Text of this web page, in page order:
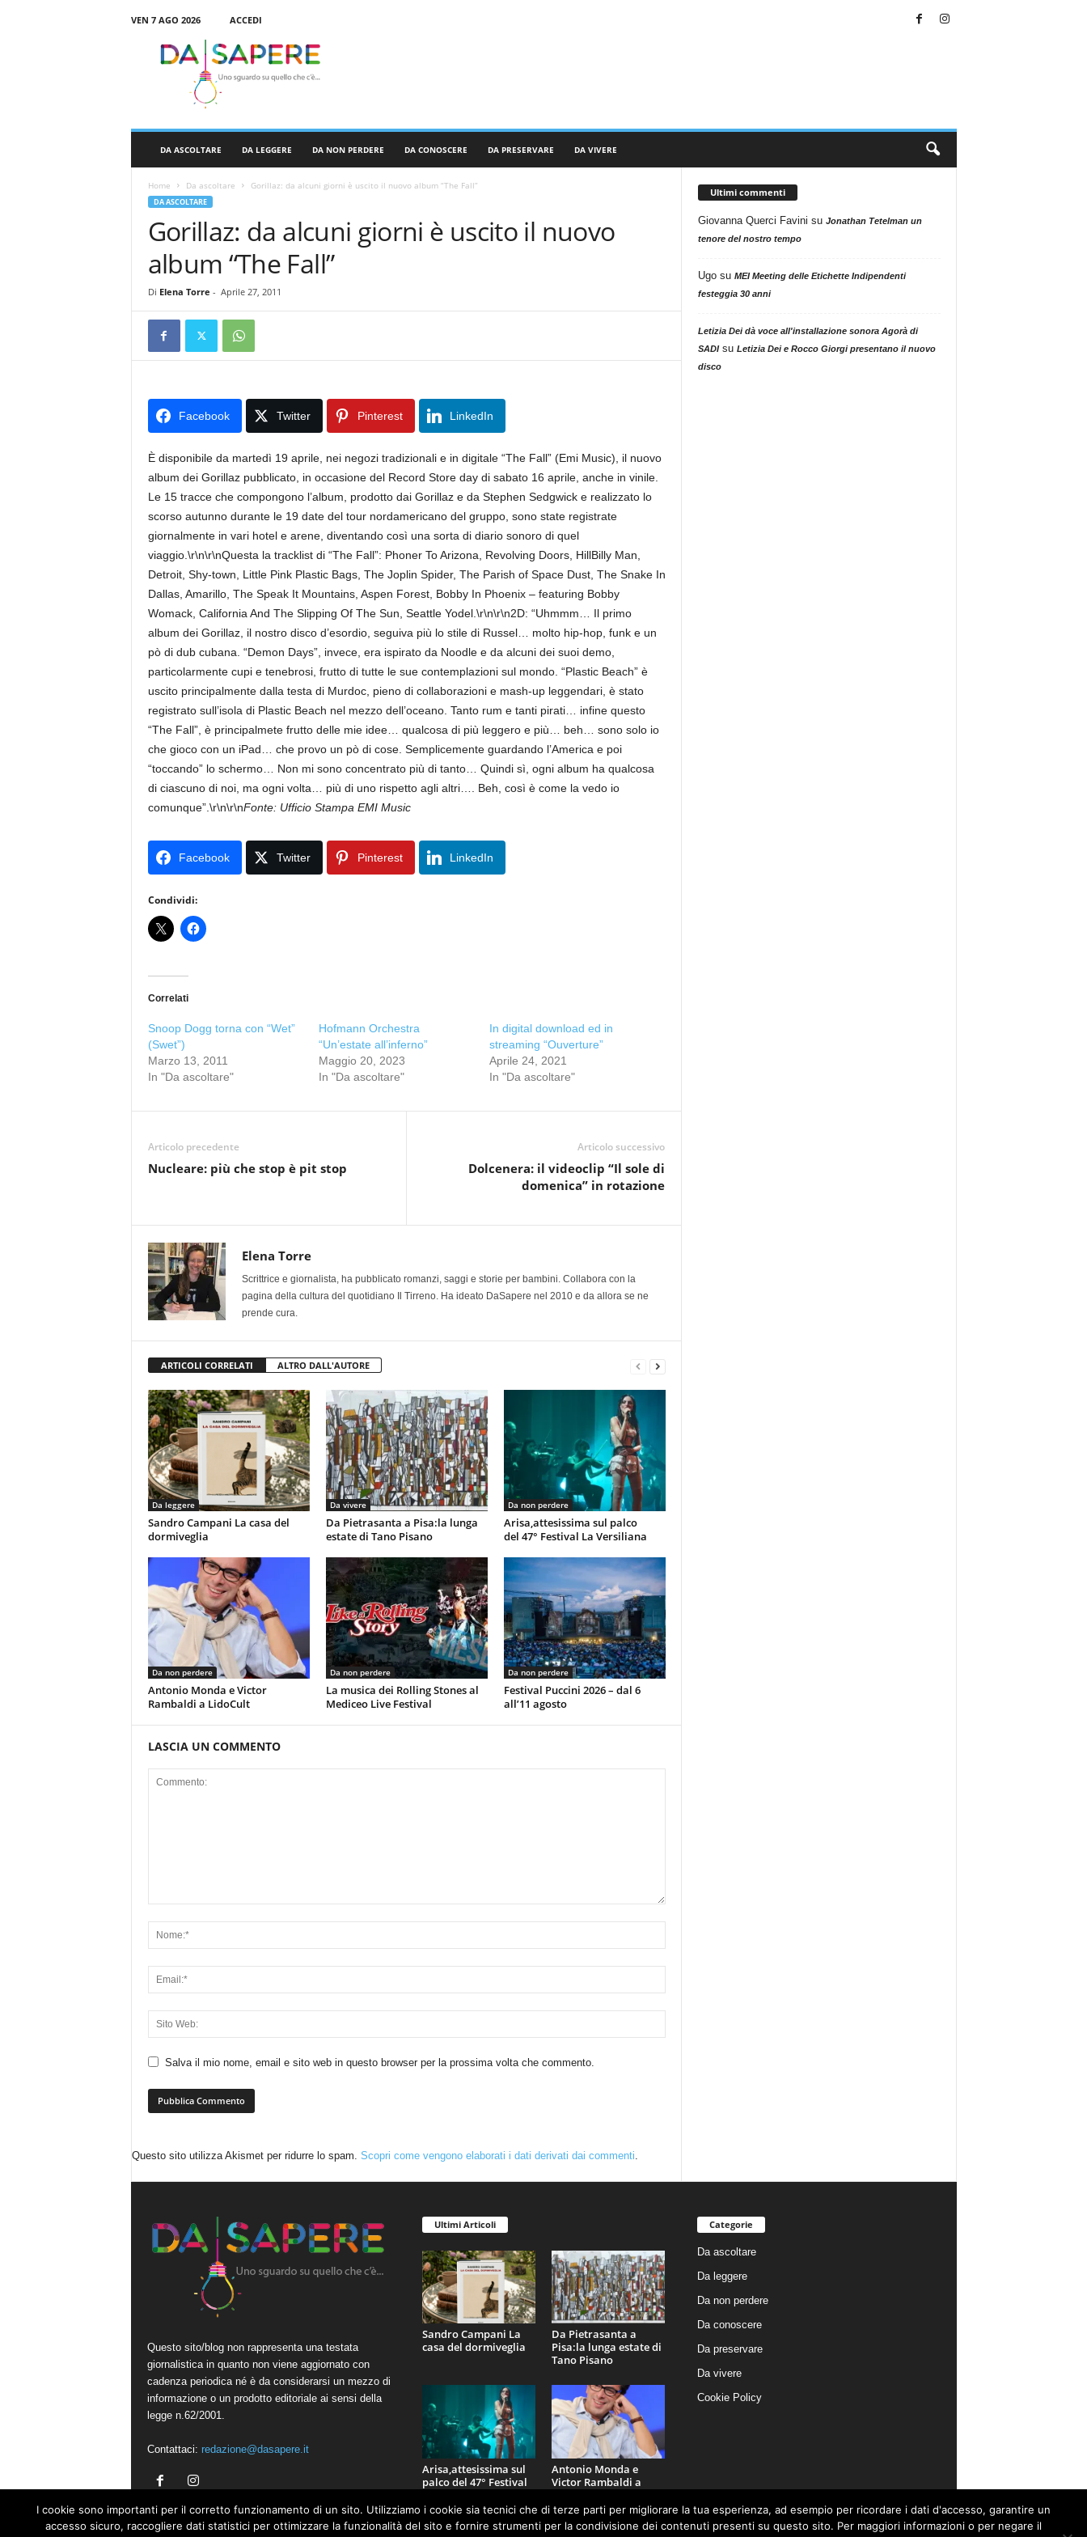
VEN 7 AGO 2026
ACCEDI
DA ASCOLTARE DA LEGGERE DA NON PERDERE DA CONOSCERE DA PRESERVARE DA VIVERE
Home Da ascoltare Gorillaz: da alcuni giorni è uscito il nuovo album “The Fall”
DA ASCOLTARE
Gorillaz: da alcuni giorni è uscito il nuovo
album “The Fall”
Di Elena Torre - Aprile 27, 2011
Facebook Twitter Pinterest LinkedIn
È disponibile da martedì 19 aprile, nei negozi tradizionali e in digitale “The Fall” (Emi Music), il nuovo
album dei Gorillaz pubblicato, in occasione del Record Store day di sabato 16 aprile, anche in vinile.
Le 15 tracce che compongono l’album, prodotto dai Gorillaz e da Stephen Sedgwick e realizzato lo
scorso autunno durante le 19 date del tour nordamericano del gruppo, sono state registrate
giornalmente in vari hotel e arene, diventando così una sorta di diario sonoro di quel
viaggio.\r\n\r\nQuesta la tracklist di “The Fall”: Phoner To Arizona, Revolving Doors, HillBilly Man,
Detroit, Shy-town, Little Pink Plastic Bags, The Joplin Spider, The Parish of Space Dust, The Snake In
Dallas, Amarillo, The Speak It Mountains, Aspen Forest, Bobby In Phoenix – featuring Bobby
Womack, California And The Slipping Of The Sun, Seattle Yodel.\r\n\r\n2D: “Uhmmm… Il primo
album dei Gorillaz, il nostro disco d’esordio, seguiva più lo stile di Russel… molto hip-hop, funk e un
pò di dub cubana. “Demon Days”, invece, era ispirato da Noodle e da alcuni dei suoi demo,
particolarmente cupi e tenebrosi, frutto di tutte le sue contemplazioni sul mondo. “Plastic Beach” è
uscito principalmente dalla testa di Murdoc, pieno di collaborazioni e mash-up leggendari, è stato
registrato sull’isola di Plastic Beach nel mezzo dell’oceano. Tanto rum e tanti pirati… infine questo
“The Fall”, è principalmete frutto delle mie idee… qualcosa di più leggero e più… beh… sono solo io
che gioco con un iPad… che provo un pò di cose. Semplicemente guardando l’America e poi
“toccando” lo schermo… Non mi sono concentrato più di tanto… Quindi sì, ogni album ha qualcosa
di ciascuno di noi, ma ogni volta… più di uno rispetto agli altri…. Beh, così è come la vedo io
comunque”.\r\n\r\nFonte: Ufficio Stampa EMI Music
Facebook Twitter Pinterest LinkedIn
Condividi:
Correlati
Snoop Dogg torna con “Wet”
(Swet”)
Marzo 13, 2011
In "Da ascoltare"
Hofmann Orchestra
“Un’estate all’inferno”
Maggio 20, 2023
In "Da ascoltare"
In digital download ed in
streaming “Ouverture”
Aprile 24, 2021
In "Da ascoltare"
Articolo precedente
Nucleare: più che stop è pit stop
Articolo successivo
Dolcenera: il videoclip “Il sole di
domenica” in rotazione
Elena Torre
Scrittrice e giornalista, ha pubblicato romanzi, saggi e storie per bambini. Collabora con la
pagina della cultura del quotidiano Il Tirreno. Ha ideato DaSapere nel 2010 e da allora se ne
prende cura.
ARTICOLI CORRELATI ALTRO DALL'AUTORE
Da leggere
Sandro Campani La casa del
dormiveglia
Da vivere
Da Pietrasanta a Pisa:la lunga
estate di Tano Pisano
Da non perdere
Arisa,attesissima sul palco
del 47° Festival La Versiliana
Da non perdere
Antonio Monda e Victor
Rambaldi a LidoCult
Da non perdere
La musica dei Rolling Stones al
Mediceo Live Festival
Da non perdere
Festival Puccini 2026 – dal 6
all’11 agosto
LASCIA UN COMMENTO
Salva il mio nome, email e sito web in questo browser per la prossima volta che commento.
Questo sito utilizza Akismet per ridurre lo spam. Scopri come vengono elaborati i dati derivati dai commenti.
Ultimi commenti
Giovanna Querci Favini su Jonathan Tetelman un
tenore del nostro tempo
Ugosu MEI Meeting delle Etichette Indipendenti
festeggia 30 anni
Letizia Dei dà voce all'installazione sonora Agorà di
SADIsu Letizia Dei e Rocco Giorgi presentano il nuovo
disco
Questo sito/blog non rappresenta una testata
giornalistica in quanto non viene aggiornato con
cadenza periodica né è da considerarsi un mezzo di
informazione o un prodotto editoriale ai sensi della
legge n.62/2001.
Contattaci: redazione@dasapere.it
Ultimi Articoli
Sandro Campani La
casa del dormiveglia
Da Pietrasanta a
Pisa:la lunga estate di
Tano Pisano
Arisa,attesissima sul
palco del 47° Festival
Antonio Monda e
Victor Rambaldi a
Categorie
Da ascoltare
Da leggere
Da non perdere
Da conoscere
Da preservare
Da vivere
Cookie Policy
I cookie sono importanti per il corretto funzionamento di un sito. Utilizziamo i cookie sia tecnici che di terze parti per migliorare la tua esperienza, ad esempio per ricordare i dati d'accesso, garantire un
accesso sicuro, raccogliere dati statistici per ottimizzare la funzionalità del sito e fornire strumenti per la condivisione dei contenuti presenti su questo sito. Per maggiori informazioni o per negare il